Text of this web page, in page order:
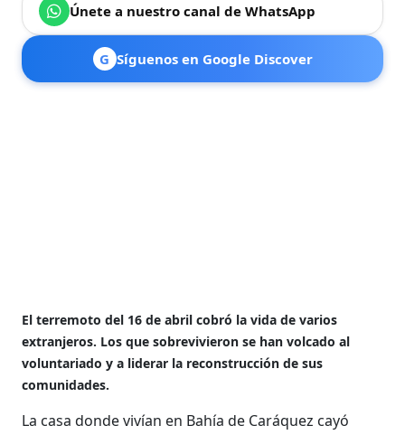
Únete a nuestro canal de WhatsApp
G Síguenos en Google Discover
El terremoto del 16 de abril cobró la vida de varios
extranjeros. Los que sobrevivieron se han volcado al
voluntariado y a liderar la reconstrucción de sus
comunidades.
La casa donde vivían en Bahía de Caráquez cayó